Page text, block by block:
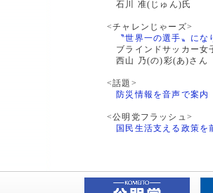
石川 准(じゅん)氏
<チャレンじゃーズ>
〝世界一の選手〟にな
ブラインドサッカー女
西山 乃(の)彩(あ)さん
<話題>
防災情報を音声で案内
<公明党フラッシュ>
国民生活支える政策を